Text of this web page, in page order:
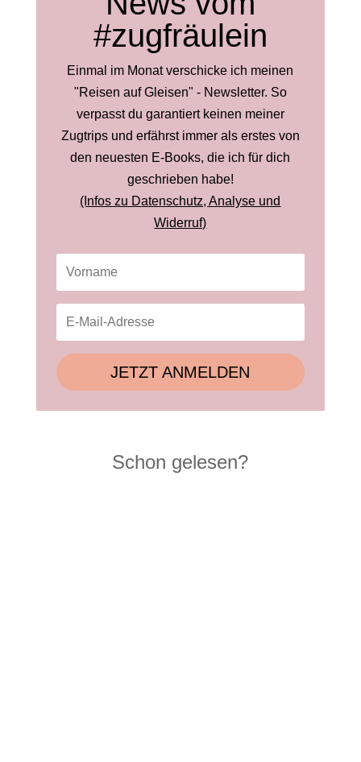
#zugfräulein
Einmal im Monat verschicke ich meinen
"Reisen auf Gleisen" - Newsletter. So
verpasst du garantiert keinen meiner
Zugtrips und erfährst immer als erstes von
den neuesten E-Books, die ich für dich
geschrieben habe!
(Infos zu Datenschutz, Analyse und
Widerruf)
JETZT ANMELDEN
Schon gelesen?